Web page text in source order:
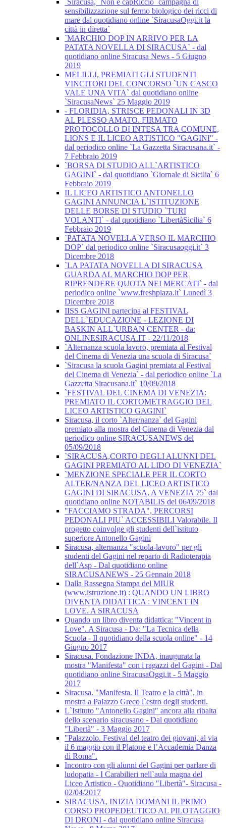
`Siracusa, `Non è capRiccio` campagna di
sensibilizzazione sul fermo biologico dei ricci di
mare dal quotidiano online `SiracusaOggi.it la
città in diretta`
`MARCHIO DOP IN ARRIVO PER LA
PATATA NOVELLA DI SIRACUSA` - dal
quotidiano online Siracusa News - 5 Giugno
2019
MELILLI, PREMIATI GLI STUDENTI
VINCITORI DEL CONCORSO `UN CASCO
VALE UNA VITA` dal quotidiano online
`SiracusaNews` 25 Maggio 2019
- FLORIDIA, STRISCE PEDONALI IN 3D
AL PLESSO AMATO. FIRMATO
PROTOCOLLO DI INTESA TRA COMUNE,
LIONS E IL LICEO ARTISTICO "GAGINI" -
dal periodico online `La Gazzetta Siracusana.it` -
7 Febbraio 2019
`BORSA DI STUDIO ALL`ARTISTICO
GAGINI` - dal quotidiano `Giornale di Sicilia` 6
Febbraio 2019
IL LICEO ARTISTICO ANTONELLO
GAGINI ANNUNCIA L`ISTITUZIONE
DELLE BORSE DI STUDIO `TURI
VOLANTI` - dal quotidiano `LibertàSicilia` 6
Febbraio 2019
`PATATA NOVELLA VERSO IL MARCHIO
DOP` dal periodico online `Siracusaoggi.it` 3
Dicembre 2018
`LA PATATA NOVELLA DI SIRACUSA
GUARDA AL MARCHIO DOP PER
RIPRENDERE QUOTA NEI MERCATI` - dal
periodico online `www.freshplaza.it` Lunedì 3
Dicembre 2018
IISS GAGINI partecipa al FESTIVAL
DELL`EDUCAZIONE - LEZIONE DI
BASKIN ALL`URBAN CENTER - da:
ONLINESIRACUSA.IT - 22/11/2018
`Alternanza scuola lavoro, premiata al Festival
del Cinema di Venezia una scuola di Siracusa`
`Siracusa la scuola Gagini premiata al Festival
del Cinema di Venezia` - dal periodico online `La
Gazzetta Siracusana.it` 10/09/2018
`FESTIVAL DEL CINEMA DI VENEZIA:
PREMIATO IL CORTOMETRAGGIO DEL
LICEO ARTISTICO GAGINI`
Siracusa, il corto `Alter/nanza` del Gagini
premiato alla mostra del Cinema di Venezia dal
periodico online SIRACUSANEWS del
05/09/2018
`SIRACUSA,CORTO DEGLI ALUNNI DEL
GAGINI PREMIATO AL LIDO DI VENEZIA`
`MENZIONE SPECIALE PER IL CORTO
ALTER/NANZA DEL LICEO ARTISTICO
GAGINI DI SIRACUSA, A VENEZIA 75` dal
quotidiano online NOTABILIS del 06/09/2018
"FACCIAMO STRADA", PERCORSI
PEDONALI PIU` ACCESSIBILI Valorabile. Il
progetto coinvolge gli studenti dell`istituto
superiore Antonello Gagini
Siracusa, alternanza "scuola-lavoro" per gli
studenti del Gagini nel reparto di Radioterapia
dell`Asp - Dal quotidiano online
SIRACUSANEWS - 25 Gennaio 2018
Dalla Rassegna Stampa del MIUR
(www.istruzione.it) : QUANDO UN LIBRO
DIVENTA DIDATTICA : VINCENT IN
LOVE. A SIRACUSA
Quando un libro diventa didattica: "Vincent in
Love". A Siracusa - Da: "La Tecnica della
Scuola - Il quotidiano della scuola online" - 14
Giugno 2017
Siracusa. Fondazione INDA, inaugurata la
mostra "Manifesta" con i ragazzi del Gagini - Dal
quotidiano online SiracusaOggi.it - 5 Maggio
2017
Siracusa. "Manifesta. Il Teatro e la città", in
mostra a Palazzo Greco l`estro degli studenti.
L`Istituto "Antonello Gagini" ancora alla ribalta
dello scenario siracusano - Dal quotidiano
"Libertà" - 3 Maggio 2017
"Palazzolo. Festival del teatro dei giovani, al via
il 6 maggio con il Platone e l’Accademia Danza
di Roma".
Incontro con gli alunni del Gagini per parlare di
ludopatia - I Carabilieri nell`aula magna del
Liceo Artistico - Quotidiano "Libertà"- Siracusa -
02/04/2017
SIRACUSA, INIZIA DOMANI IL PRIMO
CORSO PROPEDEUTICO AL PILOTAGGIO
DI DRONI - dal quotidiano online Siracusa